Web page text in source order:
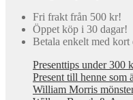
Fri frakt från 500 kr!
Öppet köp i 30 dagar!
Betala enkelt med
Presenttips under 300
Present till henne som
William Morris